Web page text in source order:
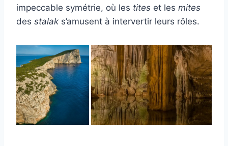
impeccable symétrie, où les tites et les mites
des stalak s’amusent à intervertir leurs rôles.